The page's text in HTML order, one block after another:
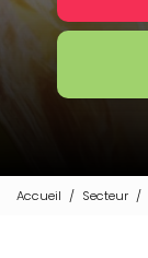
Accueil Secteur